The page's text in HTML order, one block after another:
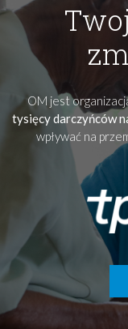
OM jest
tysięcy darczyńców
wpływać na